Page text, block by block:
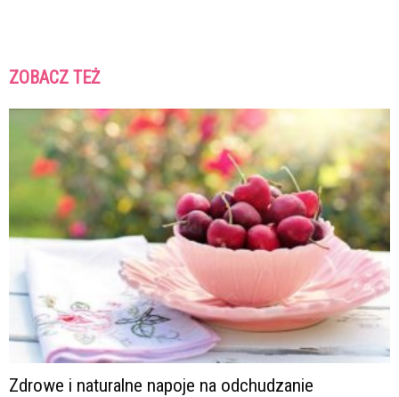
ZOBACZ TEŻ
Zdrowe i naturalne napoje na odchudzanie